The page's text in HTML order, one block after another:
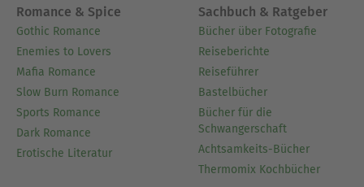
Romance & Spice
Gothic Romance
Enemies to Lovers
Mafia Romance
Slow Burn Romance
Sports Romance
Dark Romance
Erotische Literatur
Sachbuch & Ratgeber
Bücher über Fotografie
Reiseberichte
Reiseführer
Bastelbücher
Bücher für die
Schwangerschaft
Achtsamkeits-Bücher
Thermomix Kochbücher